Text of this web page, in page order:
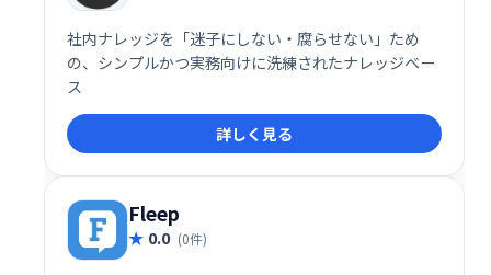
社内ナレッジを「迷子にしない・腐らせない」ため
の、シンプルかつ実務向けに洗練されたナレッジベー
ス
詳しく見る
Fleep
0.0 (0件)